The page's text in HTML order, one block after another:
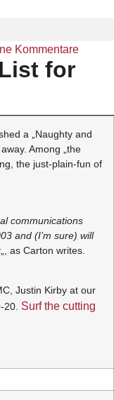
Kommentare
for
a „Naughty and
Among „the
the just-plain-fun of
communications
and (I’m sure) will
„, as Carton writes.
Justin Kirby at our
Surf the cutting